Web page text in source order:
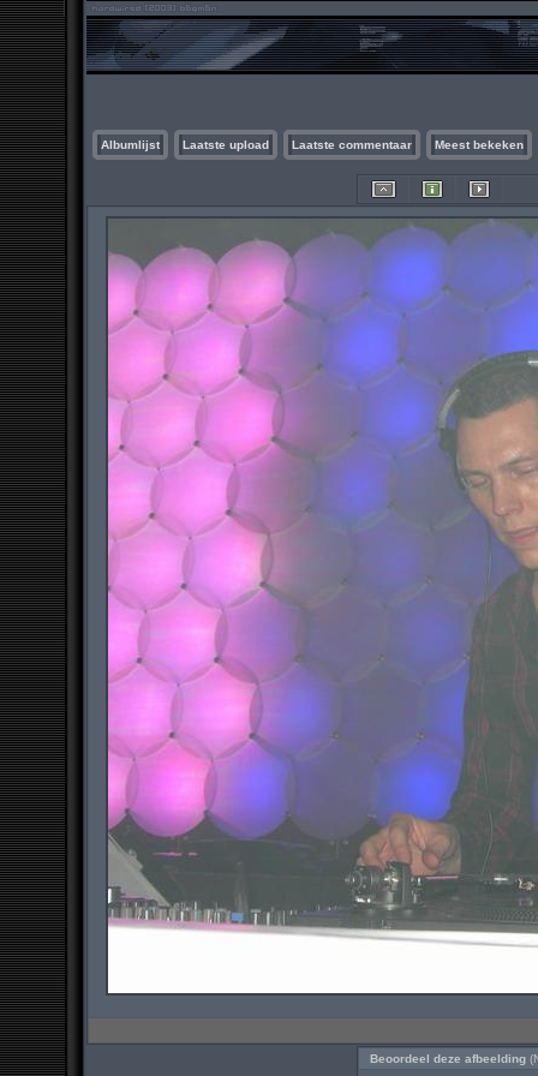
Albumlijst Laatste upload Laatste commentaar Meest bekeken
Beoordeel deze afbeelding